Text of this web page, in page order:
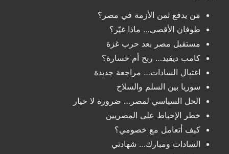
مَن يدفع ثمن الأزمة في مصر؟
طوفان الأقصى… ماذا غيّر؟
مستقبل مصر بعد حرب غزة
كامب ديفيد… ربح أم خسارة؟
اغتيال السادات… مراجعة جديدة
سوريا بين السلم والسلاح
الحل السياسي لمصر… ضرورة لا خيار
خطر الإحباط على المصريين
كيف أتعامل مع خصومي؟
السادات ومبارك… شهادتي